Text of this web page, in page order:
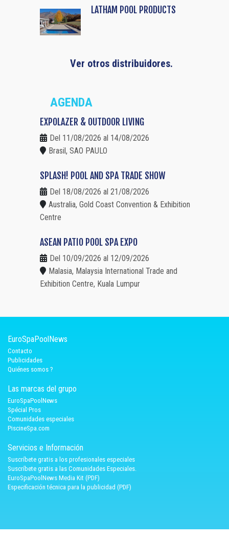
LATHAM POOL PRODUCTS
Ver otros distribuidores.
AGENDA
EXPOLAZER & OUTDOOR LIVING
Del 11/08/2026 al 14/08/2026
Brasil, SAO PAULO
SPLASH! POOL AND SPA TRADE SHOW
Del 18/08/2026 al 21/08/2026
Australia, Gold Coast Convention & Exhibition
Centre
ASEAN PATIO POOL SPA EXPO
Del 10/09/2026 al 12/09/2026
Malasia, Malaysia International Trade and
Exhibition Centre, Kuala Lumpur
EuroSpaPoolNews
Contacto
Publicidades
Quiénes somos ?
Las marcas del grupo
EuroSpaPoolNews
Spécial Pros
Comunidades especiales
PiscineSpa.com
Servicios e Información
Suscríbete gratis a los profesionales especiales
Suscríbete gratis a las Comunidades Especiales.
EuroSpaPoolNews Media Kit (PDF)
Especificación técnica para la publicidad (PDF)